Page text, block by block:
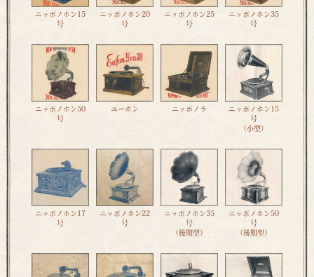
ニッポノホン15
号
ニッポノホン20
号
ニッポノホン25
号
ニッポノホン35
号
ニッポノホン50
号
ユーホン ニッポノラ
ニッポノホン15
号
（小型）
ニッポノホン17
号
ニッポノホン22
号
ニッポノホン35
号
（後期型）
ニッポノホン50
号
（後期型）